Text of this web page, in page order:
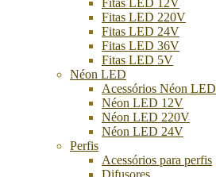
Fitas LED 220V
Fitas LED 24V
Fitas LED 36V
Fitas LED 5V
Néon LED
Acessórios Néon LED
Néon LED 12V
Néon LED 220V
Néon LED 24V
Perfis
Acessórios para perfis
Difusores